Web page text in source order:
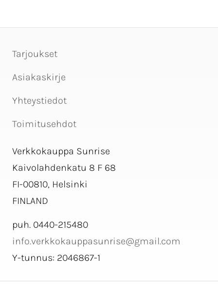
Tarjoukset
Asiakaskirje
Yhteystiedot
Toimitusehdot
Verkkokauppa Sunrise
Kaivolahdenkatu 8 F 68
FI-00810, Helsinki
FINLAND
puh. 0440-215480
info.verkkokauppasunrise@gmail.com
Y-tunnus: 2046867-1